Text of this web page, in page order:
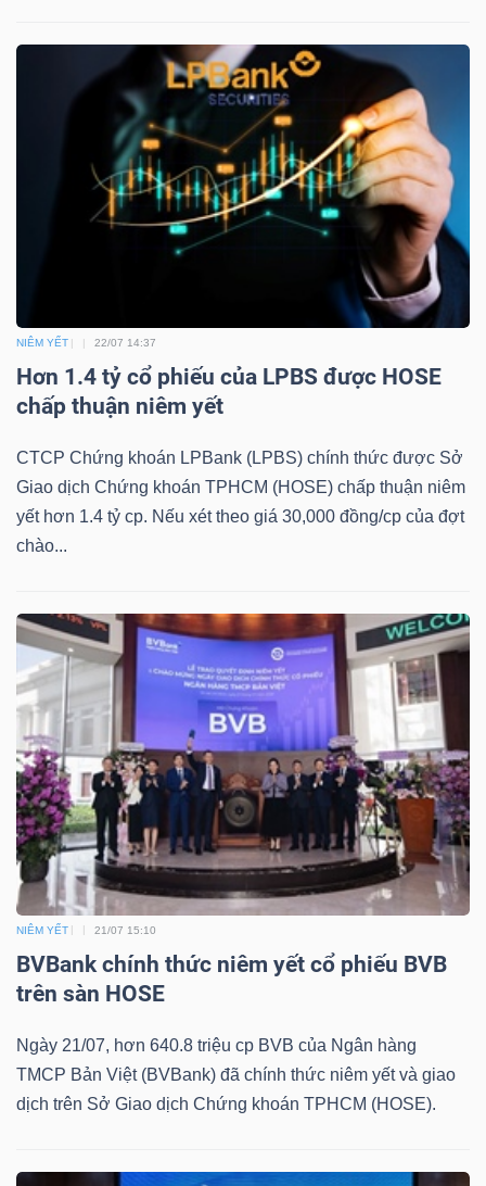
NIÊM YẾT 22/07 14:37
Hơn 1.4 tỷ cổ phiếu của LPBS được HOSE
chấp thuận niêm yết
CTCP Chứng khoán LPBank (LPBS) chính thức được Sở
Giao dịch Chứng khoán TPHCM (HOSE) chấp thuận niêm
yết hơn 1.4 tỷ cp. Nếu xét theo giá 30,000 đồng/cp của đợt
chào...
NIÊM YẾT 21/07 15:10
BVBank chính thức niêm yết cổ phiếu BVB
trên sàn HOSE
Ngày 21/07, hơn 640.8 triệu cp BVB của Ngân hàng
TMCP Bản Việt (BVBank) đã chính thức niêm yết và giao
dịch trên Sở Giao dịch Chứng khoán TPHCM (HOSE).
khoán
(-)
Tất cả Cổ phiếu Chỉ số
Lãnh
đạo
(-)
Tin
tức
(-)
Bài
viết
của
tác
giả
(-)
Báo
phân
(-)